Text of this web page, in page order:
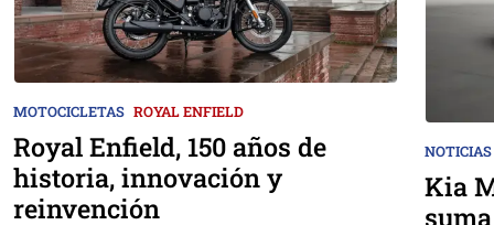
MOTOCICLETAS ROYAL ENFIELD
Royal Enfield, 150 años de
historia, innovación y
reinvención
NOTICIAS
Kia